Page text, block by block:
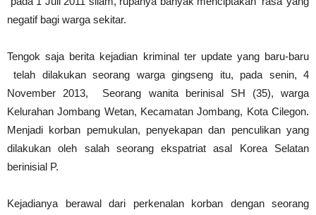
negatif bagi warga sekitar.
Tengok saja berita kejadian kriminal ter update yang baru-baru
telah dilakukan seorang warga gingseng itu, pada senin, 4
November 2013, Seorang wanita berinisal SH (35), warga
Kelurahan Jombang Wetan, Kecamatan Jombang, Kota Cilegon.
Menjadi korban pemukulan, penyekapan dan penculikan yang
dilakukan oleh salah seorang ekspatriat asal Korea Selatan
berinisial P.
Kejadianya berawal dari perkenalan korban dengan seorang